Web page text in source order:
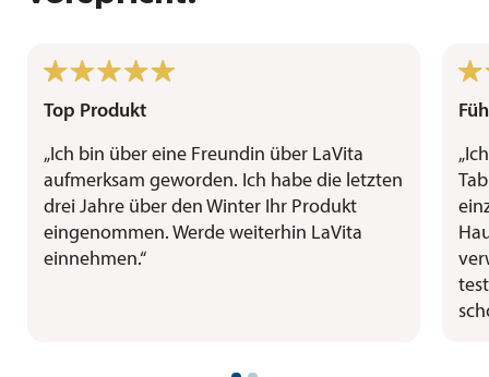
Top Produkt
„Ich bin über eine Freundin über LaVita
aufmerksam geworden. Ich habe die letzten
drei Jahre über den Winter Ihr Produkt
eingenommen. Werde weiterhin LaVita
einnehmen.“